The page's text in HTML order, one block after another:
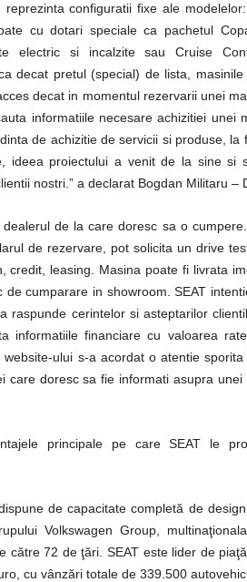
reprezinta configuratii fixe ale
cu dotari speciale ca pachetul
electric si incalzite sau Cruise
decat pretul (special) de lista,
decat in momentul rezervarii unei
informatiile necesare achizitiei unei
de achizitie de servicii si produse, la
ideea proiectului a venit de la sine si
nostri.” a declarat Bogdan Militaru –
de la care doresc sa o
de rezervare, pot solicita un drive
leasing. Masina poate fi livrata
cumparare in showroom. SEAT
raspunde cerintelor si asteptarilor
informatiile financiare cu valoarea
ului s-a acordat o atentie
care doresc sa fie informati asupra
principale pe care SEAT le
de capacitate completă de
Volkswagen Group,
către 72 de ţări. SEAT este lider de
cu vânzări totale de 339.500